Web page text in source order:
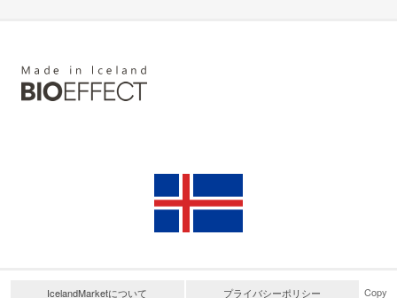
IcelandMarketについて プライバシーポリシー Copy